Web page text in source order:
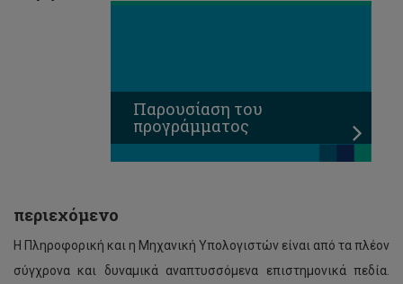
Παρουσίαση του
προγράμματος
περιεχόμενο
Η Πληροφορική και η Μηχανική Υπολογιστών είναι από τα πλέον
σύγχρονα και δυναμικά αναπτυσσόμενα επιστημονικά πεδία.